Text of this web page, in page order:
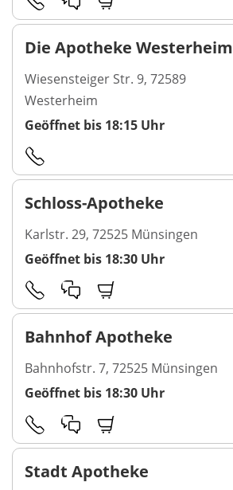
Die Apotheke Westerheim
Wiesensteiger Str. 9, 72589
Westerheim
Geöffnet bis 18:15 Uhr
Schloss-Apotheke
Karlstr. 29, 72525 Münsingen
Geöffnet bis 18:30 Uhr
Bahnhof Apotheke
Bahnhofstr. 7, 72525 Münsingen
Geöffnet bis 18:30 Uhr
Stadt Apotheke